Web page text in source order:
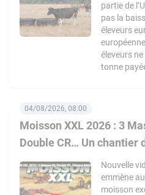
partie de
pas la
éleveurs
éleveurs
tonne
Moisson XXL 2026 : 3
Double CR… Un chantier
04/08/2026, 08:00
Nouvelle
emmène
moisson